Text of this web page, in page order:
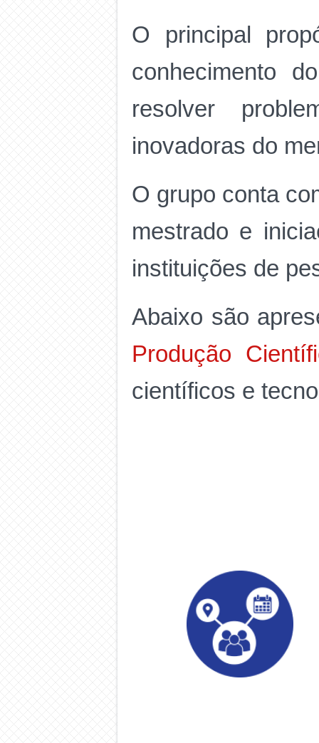
O principal
conhecimento
resolver
inovadoras do
O grupo conta
mestrado e
instituições de
Abaixo são
Produção
científicos e